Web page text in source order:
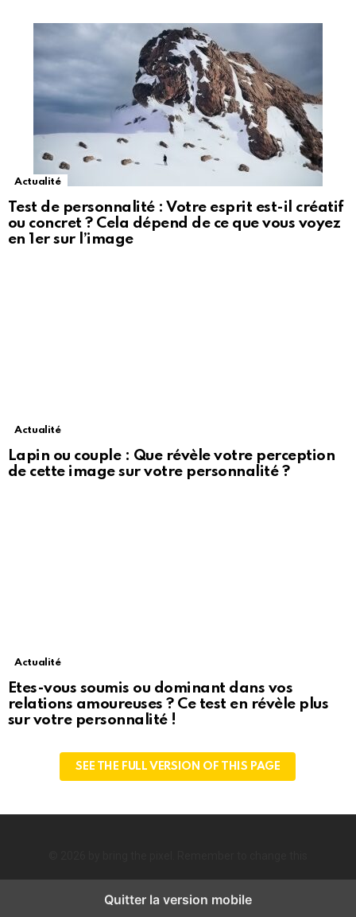
Actualité
Test de personnalité : Votre esprit est-il créatif
ou concret ? Cela dépend de ce que vous voyez
en 1er sur l’image
Actualité
Lapin ou couple : Que révèle votre perception
de cette image sur votre personnalité ?
Actualité
Etes-vous soumis ou dominant dans vos
relations amoureuses ? Ce test en révèle plus
sur votre personnalité !
SEE THE FULL VERSION OF THIS PAGE
Quitter la version mobile